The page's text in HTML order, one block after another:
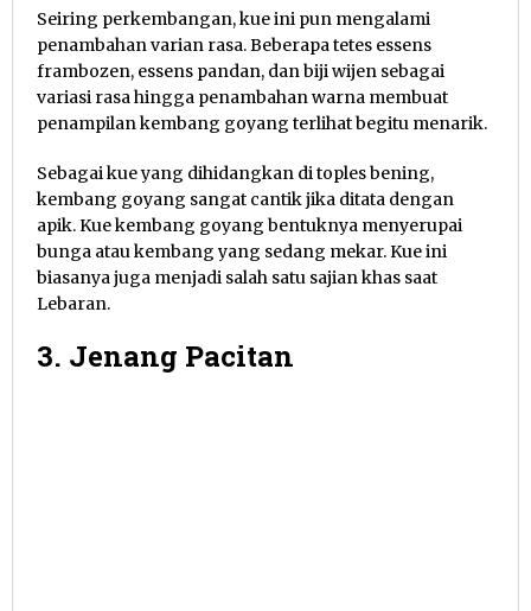
Seiring perkembangan, kue ini pun mengalami
penambahan varian rasa. Beberapa tetes essens
frambozen, essens pandan, dan biji wijen sebagai
variasi rasa hingga penambahan warna membuat
penampilan kembang goyang terlihat begitu menarik.
Sebagai kue yang dihidangkan di toples bening,
kembang goyang sangat cantik jika ditata dengan
apik. Kue kembang goyang bentuknya menyerupai
bunga atau kembang yang sedang mekar. Kue ini
biasanya juga menjadi salah satu sajian khas saat
Lebaran.
3. Jenang Pacitan